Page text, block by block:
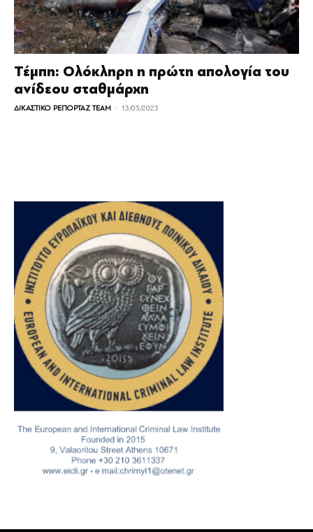
Τέμπη: Ολόκληρη η πρώτη απολογία του
ανίδεου σταθμάρχη
ΔΙΚΑΣΤΙΚΟ ΡΕΠΟΡΤΑΖ TEAM - 13/03/2023